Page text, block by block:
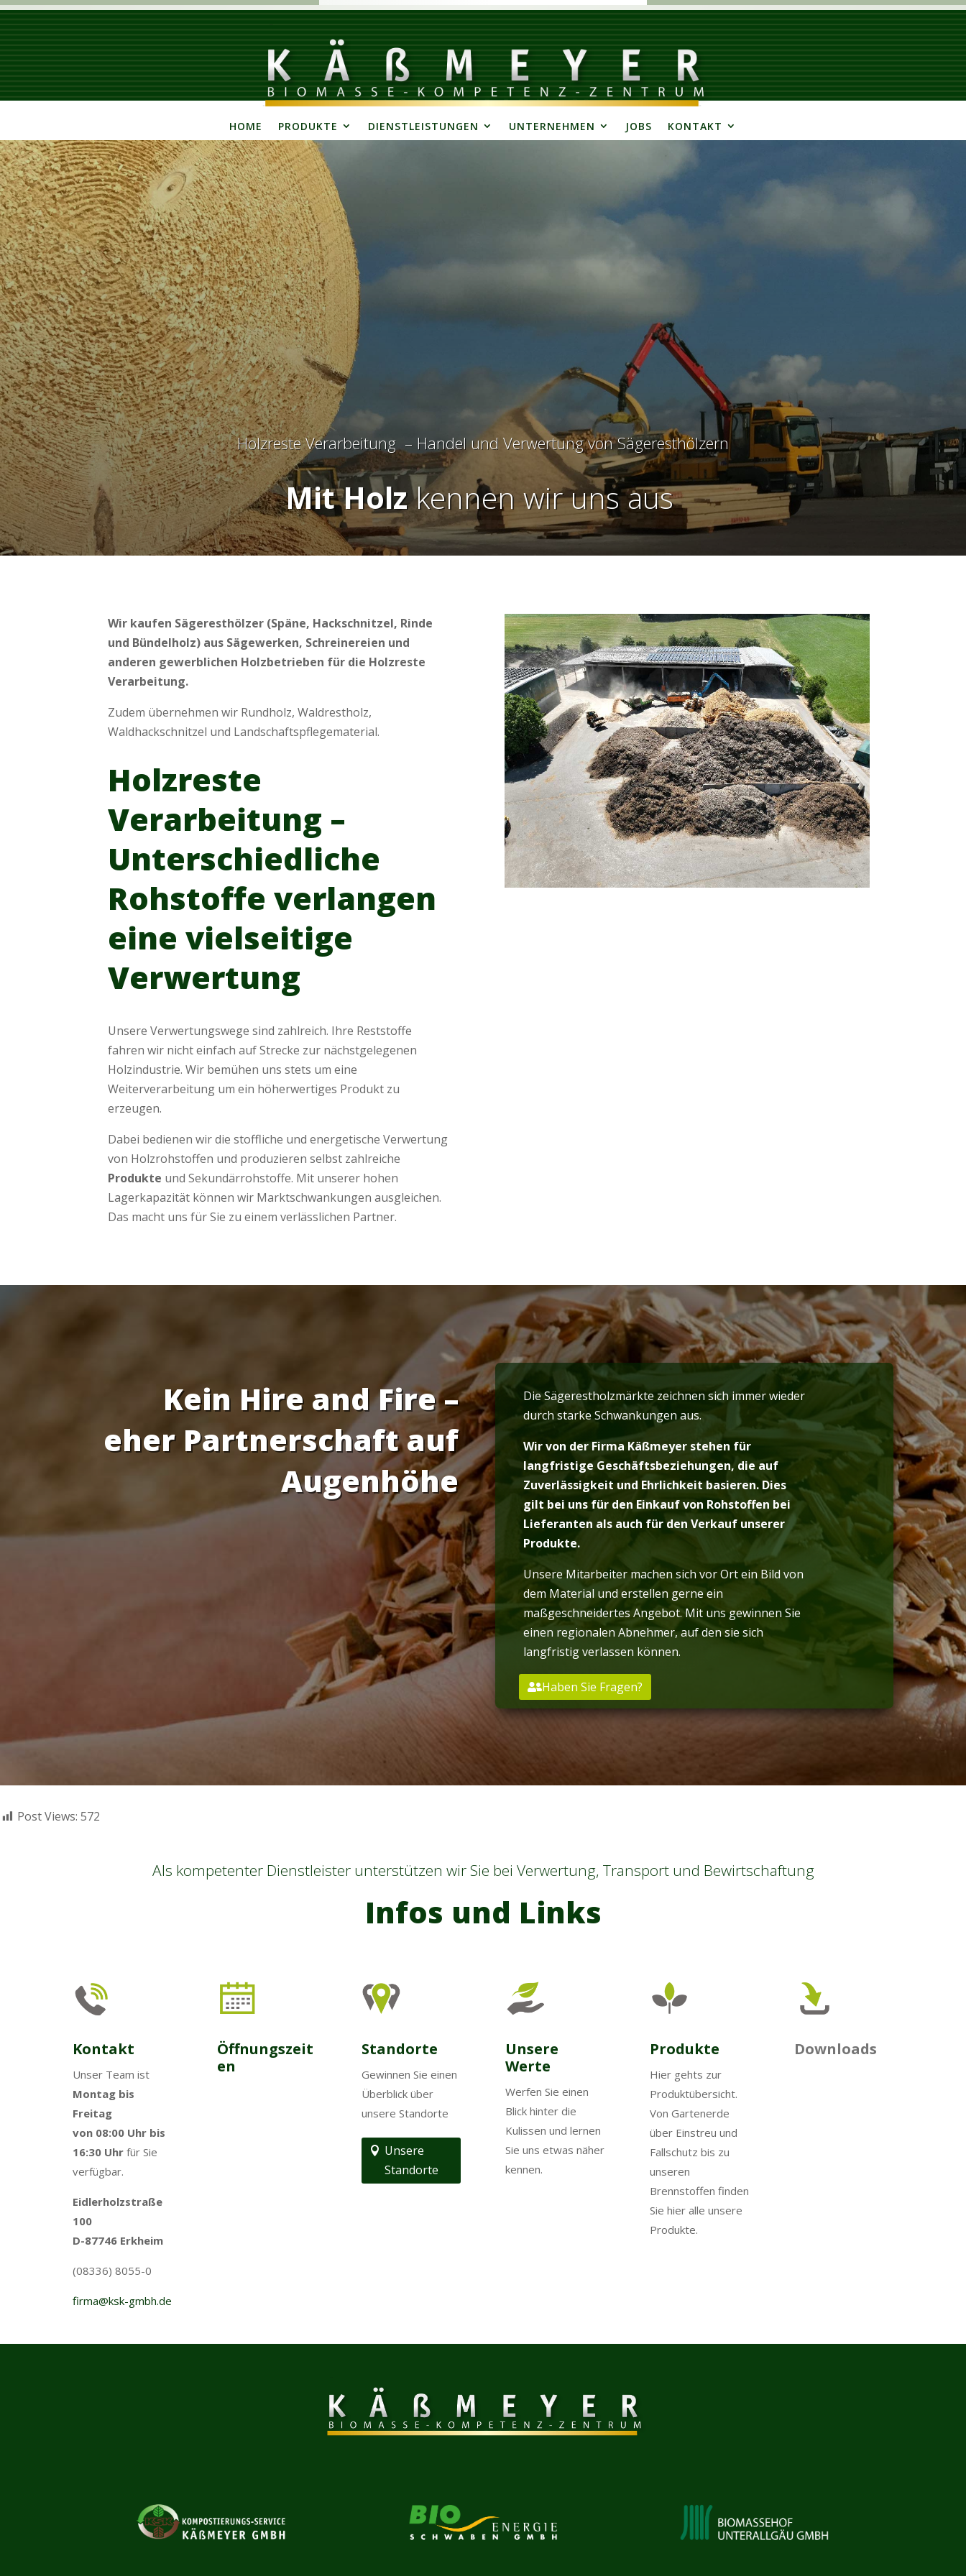
HOME PRODUKTE DIENSTLEISTUNGEN UNTERNEHMEN JOBS KONTAKT
Holzreste Verarbeitung – Handel und Verwertung von Sägeresthölzern
Mit Holzkennen wir uns aus
Wir kaufen Sägeresthölzer (Späne, Hackschnitzel, Rinde
und Bündelholz) aus Sägewerken, Schreinereien und
anderen gewerblichen Holzbetrieben für die Holzreste
Verarbeitung.
Zudem übernehmen wir Rundholz, Waldrestholz,
Waldhackschnitzel und Landschaftspflegematerial.
Holzreste
Verarbeitung –
Unterschiedliche
Rohstoffe verlangen
eine vielseitige
Verwertung
Unsere Verwertungswege sind zahlreich. Ihre Reststoffe
fahren wir nicht einfach auf Strecke zur nächstgelegenen
Holzindustrie. Wir bemühen uns stets um eine
Weiterverarbeitung um ein höherwertiges Produkt zu
erzeugen.
Dabei bedienen wir die stoffliche und energetische Verwertung
von Holzrohstoffen und produzieren selbst zahlreiche
Produkte und Sekundärrohstoffe. Mit unserer hohen
Lagerkapazität können wir Marktschwankungen ausgleichen.
Das macht uns für Sie zu einem verlässlichen Partner.
Kein Hire and Fire –
eher Partnerschaft auf
Augenhöhe
Die Sägerestholzmärkte zeichnen sich immer wieder
durch starke Schwankungen aus.
Wir von der Firma Käßmeyer stehen für
langfristige Geschäftsbeziehungen, die auf
Zuverlässigkeit und Ehrlichkeit basieren. Dies
gilt bei uns für den Einkauf von Rohstoffen bei
Lieferanten als auch für den Verkauf unserer
Produkte.
Unsere Mitarbeiter machen sich vor Ort ein Bild von
dem Material und erstellen gerne ein
maßgeschneidertes Angebot. Mit uns gewinnen Sie
einen regionalen Abnehmer, auf den sie sich
langfristig verlassen können.
Haben Sie Fragen?
Post Views: 572
Als kompetenter Dienstleister unterstützen wir Sie bei Verwertung, Transport und Bewirtschaftung
Infos und Links
Kontakt
Unser Team ist
Montag bis
Freitag
von 08:00 Uhr bis
16:30 Uhr für Sie
verfügbar.
Eidlerholzstraße
100
D-87746 Erkheim
(08336) 8055-0
firma@ksk-gmbh.de
Öffnungszeit
en
Standorte
Gewinnen Sie einen
Überblick über
unsere Standorte
Unsere
Standorte
Unsere
Werte
Werfen Sie einen
Blick hinter die
Kulissen und lernen
Sie uns etwas näher
kennen.
Produkte
Hier gehts zur
Produktübersicht.
Von Gartenerde
über Einstreu und
Fallschutz bis zu
unseren
Brennstoffen finden
Sie hier alle unsere
Produkte.
Downloads